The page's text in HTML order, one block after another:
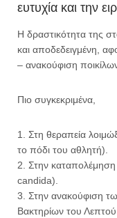
ευτυχία και την
Η δραστικότητα της
και αποδεδειγμένη,
– ανακούφιση
Πιο συγκεκριμένα,
1. Στη θεραπεία
το πόδι του αθλητή).
2. Στην
candida).
3. Στην ανακούφιση
Βακτηρίων του